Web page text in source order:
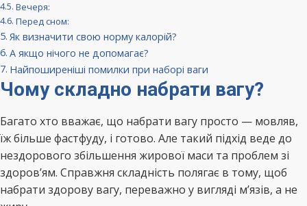
Вечеря:
Перед сном:
Як визначити свою норму калорій?
А якщо нічого не допомагає?
Найпоширеніші помилки при наборі ваги
Чому складно набрати вагу?
Багато хто вважає, що набрати вагу просто — мовляв,
їж більше фастфуду, і готово. Але такий підхід веде до
нездорового збільшення жирової маси та проблем зі
здоров’ям. Справжня складність полягає в тому, щоб
набрати здорову вагу, переважно у вигляді м’язів, а не